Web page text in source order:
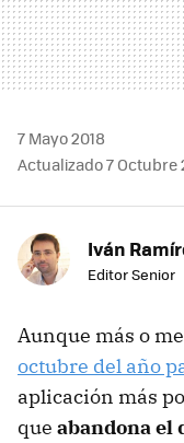
7 Mayo 2018
Actualizado 7 Octubre
Iván
Editor Senior
Aunque más o
octubre del año
aplicación más
que abandona el